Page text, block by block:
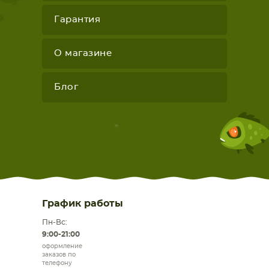
Гарантия
О магазине
Блог
График работы
Пн-Вс:
9:00-21:00
оформление
заказов по
телефону